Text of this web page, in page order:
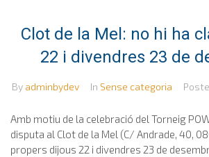
Clot de la Mel: no hi ha
22 i divendres 23 de
By adminbydev In Sense categoria
Amb motiu de la celebració del Torneig
disputa al Clot de la Mel (C/ Andrade, 40,
propers dijous 22 i divendres 23 de